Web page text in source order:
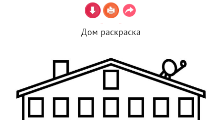
Дом раскраска